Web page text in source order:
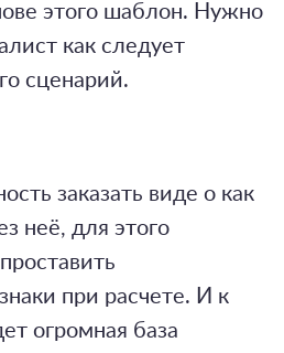
этого шаблон. Нужно
как следует
сценарий.
заказать виде о как
неё, для этого
при расчете. И к
огромная база